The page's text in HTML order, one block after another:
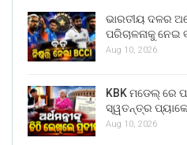
ଭାରତୀୟ ଦଳର
ପରିଚାଳନାକୁ ନେଇ
Aug 10, 2026
KBK ମଡେଲ୍ ରେ
ସ୍ୱତନ୍ତ୍ର
Aug 10, 2026